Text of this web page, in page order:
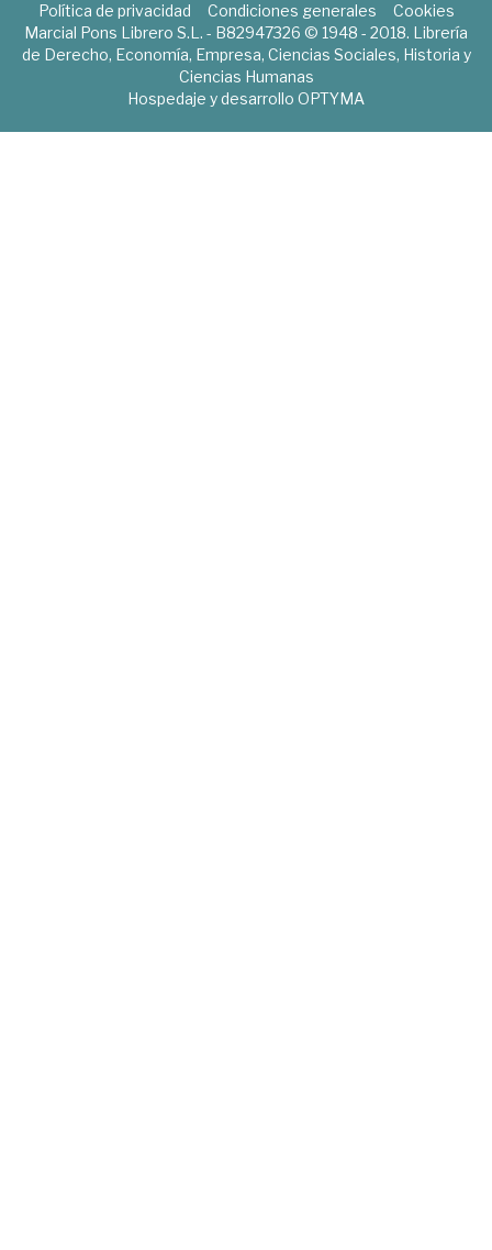
Política de privacidad Condiciones generales
Cookies
Marcial Pons Librero S.L. - B82947326 © 1948 - 2018. Librería
de Derecho, Economía, Empresa, Ciencias Sociales, Historia y
Ciencias Humanas
Hospedaje y desarrollo OPTYMA